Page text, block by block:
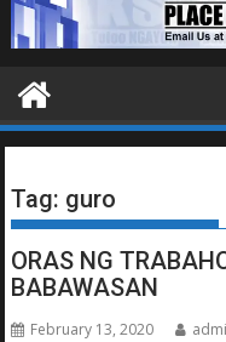
Tag: guro
ORAS NG
BABAWASAN
February 13, 2020